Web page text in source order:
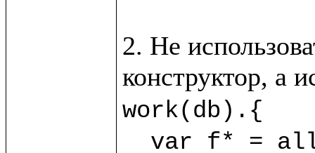
2. Не
конструктор, а
work(db).{